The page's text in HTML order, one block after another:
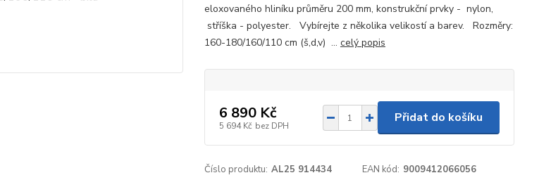
eloxovaného hliníku průměru 200 mm, konstrukční prvky - nylon,
stříška - polyester. Vybírejte z několika velikostí a barev. Rozměry:
160-180/160/110 cm (š,d,v) ... celý popis
6 890 Kč
5 694 Kč bez DPH
Přidat do košíku
Číslo produktu: AL25 914434 EAN kód: 9009412066056